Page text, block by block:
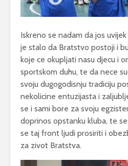
Iskreno se nadam da jos
je stalo da Bratstvo postoji i
koje ce okupljati nasu djecu i
sportskom duhu, te da nece
svoju dugogodisnju tradiciju
nekolicine entuzijasta i
se i sami bore za svoju
doprinos opstanku kluba, te
se taj front ljudi prosiriti i
za zivot Bratstva.